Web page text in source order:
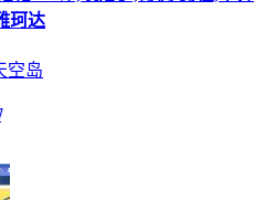
珂达
空岛